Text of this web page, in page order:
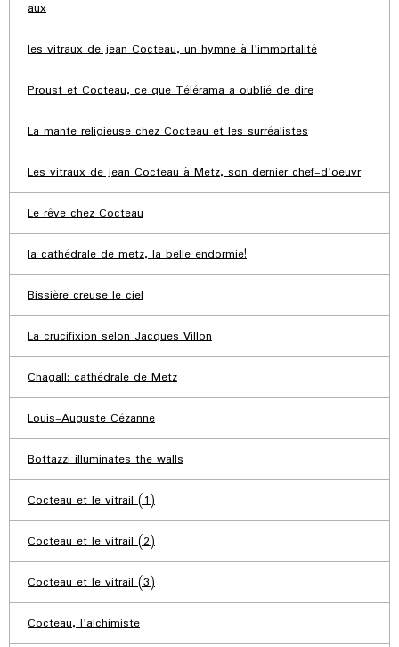
aux
les vitraux de jean Cocteau, un hymne à l'immortalité
Proust et Cocteau, ce que Télérama a oublié de dire
La mante religieuse chez Cocteau et les surréalistes
Les vitraux de jean Cocteau à Metz, son dernier chef-d'oeuvr
Le rêve chez Cocteau
la cathédrale de metz, la belle endormie!
Bissière creuse le ciel
La crucifixion selon Jacques Villon
Chagall: cathédrale de Metz
Louis-Auguste Cézanne
Bottazzi illuminates the walls
Cocteau et le vitrail (1)
Cocteau et le vitrail (2)
Cocteau et le vitrail (3)
Cocteau, l'alchimiste